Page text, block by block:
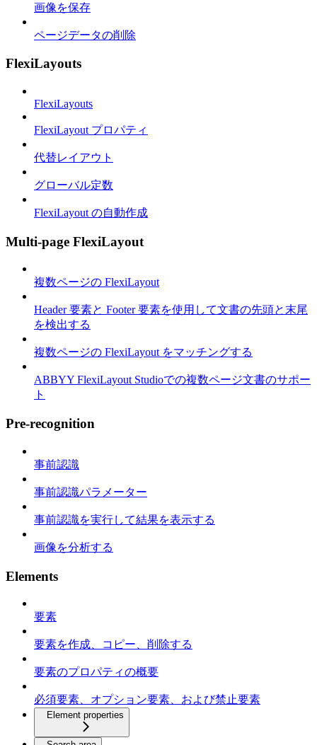
画像を保存
ページデータの削除
FlexiLayouts
FlexiLayouts
FlexiLayout プロパティ
代替レイアウト
グローバル定数
FlexiLayout の自動作成
Multi-page FlexiLayout
複数ページの FlexiLayout
Header 要素と Footer 要素を使用して文書の先頭と末尾
を検出する
複数ページの FlexiLayout をマッチングする
ABBYY FlexiLayout Studioでの複数ページ文書のサポー
ト
Pre-recognition
事前認識
事前認識パラメーター
事前認識を実行して結果を表示する
画像を分析する
Elements
要素
要素を作成、コピー、削除する
要素のプロパティの概要
必須要素、オプション要素、および禁止要素
Element properties